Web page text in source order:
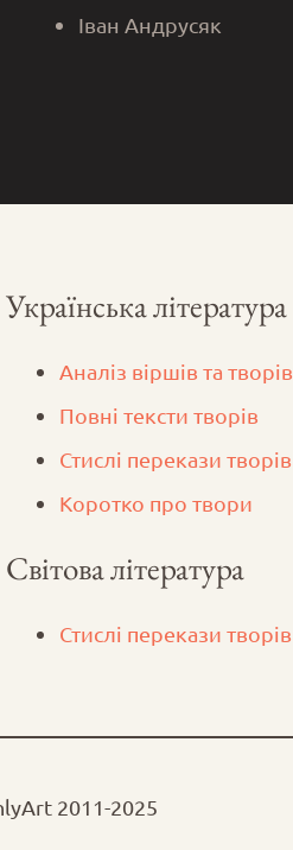
Іван Андрусяк
Українська література
Аналіз віршів та творів
Повні тексти творів
Стислі перекази творів
Коротко про твори
Світова література
Стислі перекази творів
2011-2025